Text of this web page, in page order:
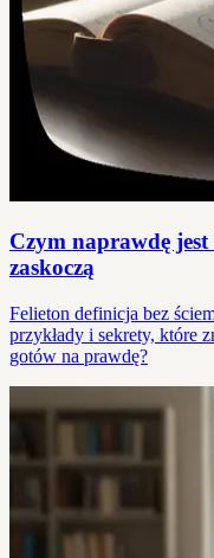
Czym naprawdę jest
zaskoczą
Felieton definicja bez
przykłady i sekrety, które
gotów na prawdę?